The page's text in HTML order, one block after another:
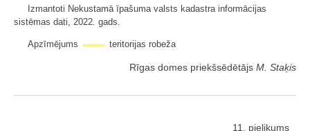
Izmantoti Nekustamā īpašuma valsts kadastra informācijas
sistēmas dati, 2022. gads.
Apzīmējums teritorijas robeža
Rīgas domes priekšsēdētājs M. Staķis
11. pielikums